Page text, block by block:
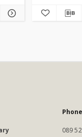
Phone
089